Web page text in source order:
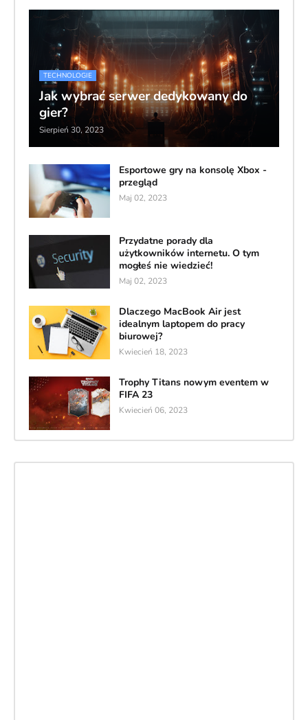
TECHNOLOGIE
Jak wybrać serwer dedykowany do
gier?
Sierpień 30, 2023
Esportowe gry na konsolę Xbox -
przegląd
Maj 02, 2023
Przydatne porady dla
użytkowników internetu. O tym
mogłeś nie wiedzieć!
Maj 02, 2023
Dlaczego MacBook Air jest
idealnym laptopem do pracy
biurowej?
Kwiecień 18, 2023
Trophy Titans nowym eventem w
FIFA 23
Kwiecień 06, 2023